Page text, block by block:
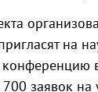
на
конференцию
заявок на